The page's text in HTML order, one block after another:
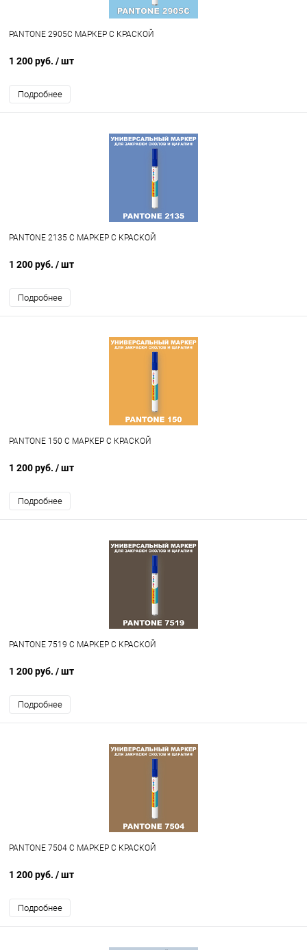
PANTONE 2905C МАРКЕР С КРАСКОЙ
1 200 руб. / шт
Подробнее
PANTONE 2135 C МАРКЕР С КРАСКОЙ
1 200 руб. / шт
Подробнее
PANTONE 150 C МАРКЕР С КРАСКОЙ
1 200 руб. / шт
Подробнее
PANTONE 7519 C МАРКЕР С КРАСКОЙ
1 200 руб. / шт
Подробнее
PANTONE 7504 C МАРКЕР С КРАСКОЙ
1 200 руб. / шт
Подробнее